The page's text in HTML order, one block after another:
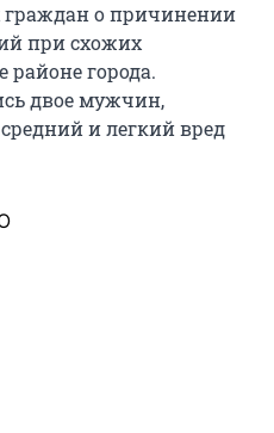
граждан о причинении
при схожих
районе города.
двое мужчин,
и легкий вред